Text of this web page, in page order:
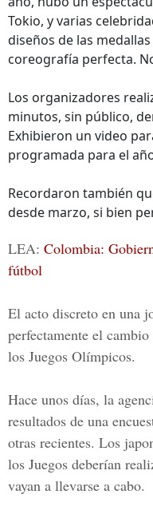
Tokio, y varias
diseños de las
coreografía perfecta.
Los organizadores
minutos, sin público,
Exhibieron un video
programada para el
Recordaron también
desde marzo, si bien
LEA: Colombia:
fútbol
El acto discreto en una
perfectamente el
los Juegos Olímpicos.
Hace unos días, la
resultados de una
otras recientes. Los
los Juegos deberían
vayan a llevarse a cabo.